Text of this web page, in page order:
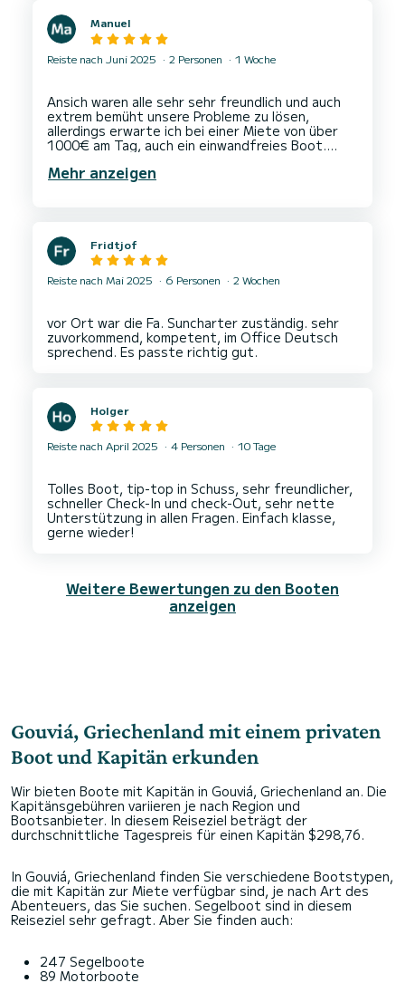
Manuel
Reiste nach Juni 2025 2 Personen 1 Woche
Ansich waren alle sehr sehr freundlich und auch
extrem bemüht unsere Probleme zu lösen,
allerdings erwarte ich bei einer Miete von über
1000€ am Tag, auch ein einwandfreies Boot.
Klimaanlage und die Polster am Bug waren einfach
Mehr anzeigen
Fridtjof
Reiste nach Mai 2025 6 Personen 2 Wochen
vor Ort war die Fa. Suncharter zuständig. sehr
zuvorkommend, kompetent, im Office Deutsch
Holger
Reiste nach April 2025 4 Personen 10 Tage
Tolles Boot, tip-top in Schuss, sehr freundlicher,
schneller Check-In und check-Out, sehr nette
Unterstützung in allen Fragen. Einfach klasse,
Weitere Bewertungen zu den Booten
anzeigen
Gouviá, Griechenland mit einem privaten
Boot und Kapitän erkunden
Wir bieten Boote mit Kapitän in Gouviá, Griechenland an. Die
Kapitänsgebühren variieren je nach Region und
Bootsanbieter. In diesem Reiseziel beträgt der
durchschnittliche Tagespreis für einen Kapitän $298,76.
In Gouviá, Griechenland finden Sie verschiedene Bootstypen,
die mit Kapitän zur Miete verfügbar sind, je nach Art des
Abenteuers, das Sie suchen. Segelboot sind in diesem
Reiseziel sehr gefragt. Aber Sie finden auch:
247 Segelboote
89 Motorboote